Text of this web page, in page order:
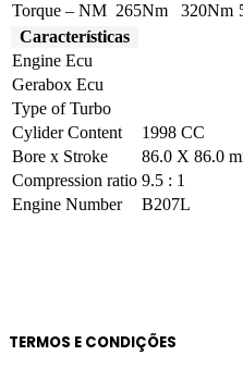
Torque – NM 265Nm 320Nm
Características
Engine Ecu
Gerabox Ecu
Type of Turbo
Cylider Content
1998 CC
Bore x Stroke
86.0 X 86.0
Compression ratio 9.5 : 1
Engine Number
B207L
TERMOS E CONDIÇÕES